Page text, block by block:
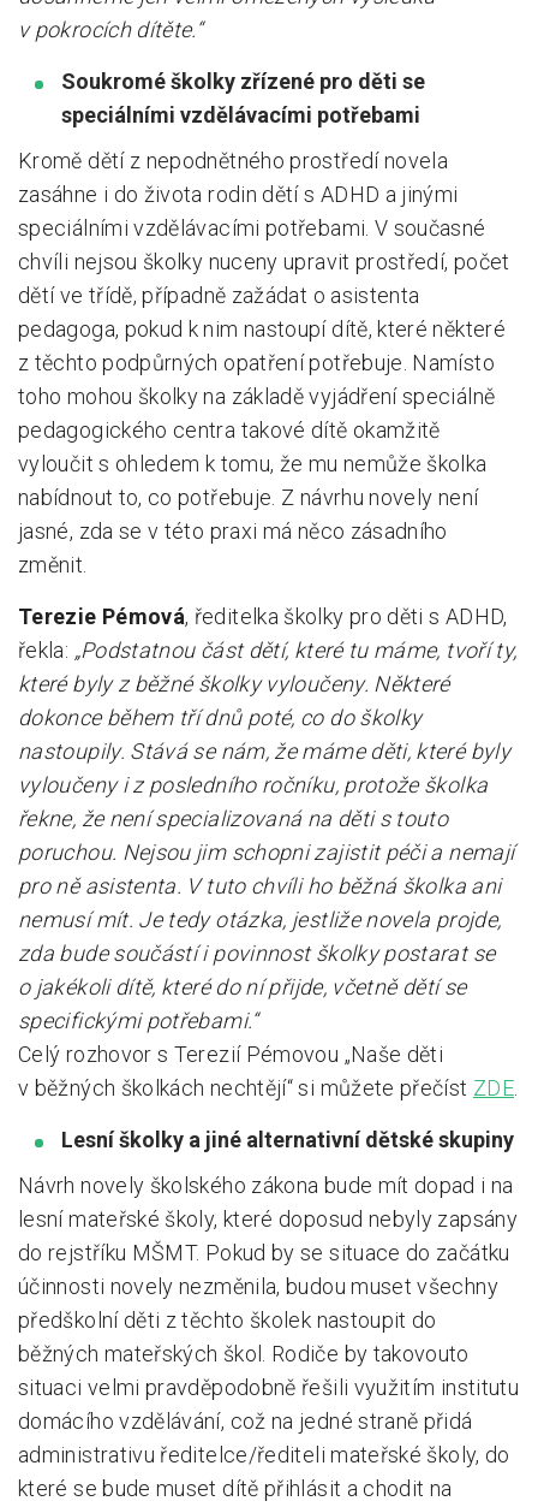
v pokrocích dítěte.“
Soukromé školky zřízené pro děti se
speciálními vzdělávacími potřebami
Kromě dětí z nepodnětného prostředí novela
zasáhne i do života rodin dětí s ADHD a jinými
speciálními vzdělávacími potřebami. V současné
chvíli nejsou školky nuceny upravit prostředí, počet
dětí ve třídě, případně zažádat o asistenta
pedagoga, pokud k nim nastoupí dítě, které některé
z těchto podpůrných opatření potřebuje. Namísto
toho mohou školky na základě vyjádření speciálně
pedagogického centra takové dítě okamžitě
vyloučit s ohledem k tomu, že mu nemůže školka
nabídnout to, co potřebuje. Z návrhu novely není
jasné, zda se v této praxi má něco zásadního
změnit.
Terezie Pémová, ředitelka školky pro děti s ADHD,
řekla: „Podstatnou část dětí, které tu máme, tvoří ty,
které byly z běžné školky vyloučeny. Některé
dokonce během tří dnů poté, co do školky
nastoupily. Stává se nám, že máme děti, které byly
vyloučeny i z posledního ročníku, protože školka
řekne, že není specializovaná na děti s touto
poruchou. Nejsou jim schopni zajistit péči a nemají
pro ně asistenta. V tuto chvíli ho běžná školka ani
nemusí mít. Je tedy otázka, jestliže novela projde,
zda bude součástí i povinnost školky postarat se
o jakékoli dítě, které do ní přijde, včetně dětí se
specifickými potřebami.“
Celý rozhovor s Terezií Pémovou „Naše děti
v běžných školkách nechtějí“ si můžete přečíst ZDE
Lesní školky a jiné alternativní dětské skupiny
Návrh novely školského zákona bude mít dopad i na
lesní mateřské školy, které doposud nebyly zapsány
do rejstříku MŠMT. Pokud by se situace do začátku
účinnosti novely nezměnila, budou muset všechny
předškolní děti z těchto školek nastoupit do
běžných mateřských škol. Rodiče by takovouto
situaci velmi pravděpodobně řešili využitím institutu
domácího vzdělávání, což na jedné straně přidá
administrativu ředitelce/řediteli mateřské školy, do
které se bude muset dítě přihlásit a chodit na